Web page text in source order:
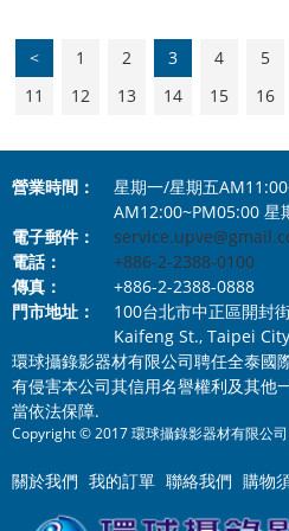
< 1 2 3 4 5
11
12 13 14 15 16
營業時間：
星期一/星期五
AM12:00~PM05:00 星
電子郵件：
電話：
+886-2-2388-0100
傳真：
+886-2-2388-0888
門市地址：
100台北市中正區開封
Kaifeng St., Taipei City
環球攝錄影器材有限公司聘任全泰國
有侵害本公司其信用名譽權利及其他
當依法保障.
Copyright © 2017 環球攝錄影器材有限公
關於我們 我的訂單 聯絡我們 購物